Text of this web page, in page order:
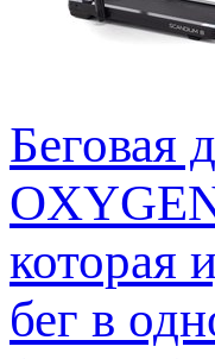
Беговая
которая
бег в